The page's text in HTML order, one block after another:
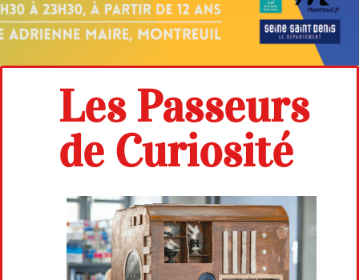
Les Passeurs
de Curiosité